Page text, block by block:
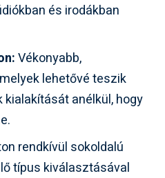
és irodákban
Vékonyabb,
lehetővé teszik
anélkül, hogy
rendkívül sokoldalú
típus kiválasztásával